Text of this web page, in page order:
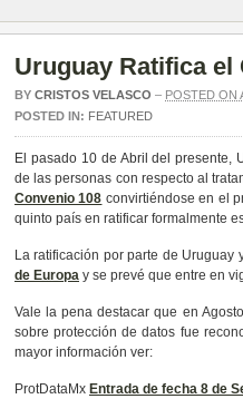
Uruguay Ratifica el
BY CRISTOS VELASCO – POSTED ON
POSTED IN: FEATURED
El pasado 10 de Abril del presente,
de las personas con respecto al
Convenio 108 convirtiéndose en el
quinto país en ratificar formalmente
La ratificación por parte de
de Europa y se prevé que entre en
Vale la pena destacar que en
sobre protección de datos fue
mayor información ver:
ProtDataMx Entrada de fecha 8 de